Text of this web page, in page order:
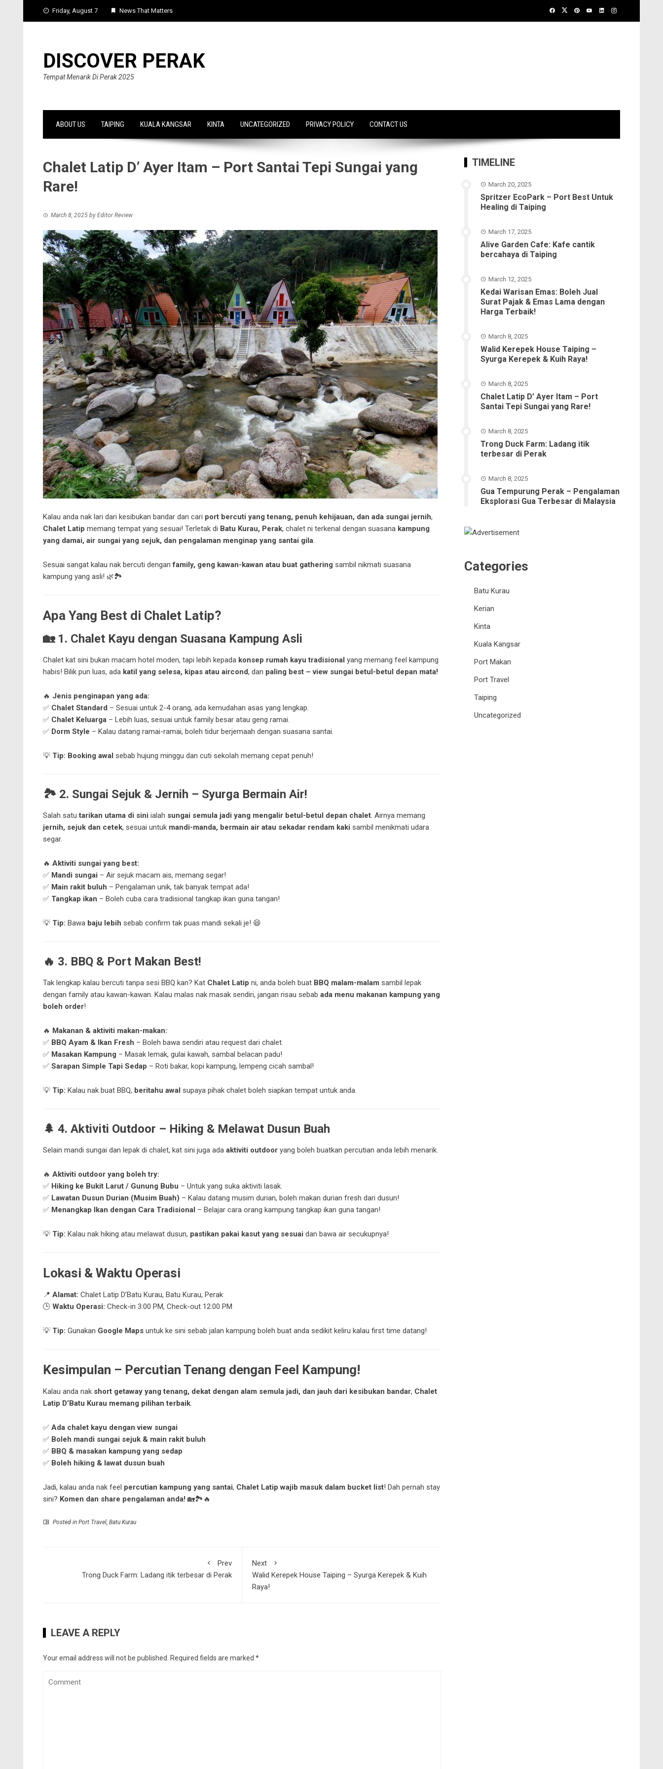
Friday, August 7 News That Matters
DISCOVER PERAK
Tempat Menarik Di Perak 2025
ABOUT US TAIPING KUALA KANGSAR KINTA UNCATEGORIZED PRIVACY POLICY CONTACT US
Chalet Latip D’ Ayer Itam – Port Santai Tepi Sungai yang
Rare!
March 8, 2025 by Editor Review
Kalau anda nak lari dari kesibukan bandar dan cari port bercuti yang tenang, penuh kehijauan, dan ada sungai jernih,
Chalet Latip memang tempat yang sesuai! Terletak di Batu Kurau, Perak, chalet ni terkenal dengan suasana kampung
yang damai, air sungai yang sejuk, dan pengalaman menginap yang santai gila.
Sesuai sangat kalau nak bercuti denganfamily, geng kawan-kawan atau buat gathering sambil nikmati suasana
kampung yang asli! 🌿🏞️
Apa Yang Best di Chalet Latip?
🏡 1. Chalet Kayu dengan Suasana Kampung Asli
Chalet kat sini bukan macam hotel moden, tapi lebih kepada konsep rumah kayu tradisional yang memang feel kampung
habis! Bilik pun luas, ada katil yang selesa, kipas atau aircond, dan paling best – view sungai betul-betul depan mata!
🔥 Jenis penginapan yang ada:
✅ Chalet Standard – Sesuai untuk 2-4 orang, ada kemudahan asas yang lengkap.
✅ Chalet Keluarga – Lebih luas, sesuai untuk family besar atau geng ramai.
✅ Dorm Style – Kalau datang ramai-ramai, boleh tidur berjemaah dengan suasana santai.
💡 Tip: Booking awal sebab hujung minggu dan cuti sekolah memang cepat penuh!
🏞️ 2. Sungai Sejuk & Jernih – Syurga Bermain Air!
Salah satutarikan utama di sini ialah sungai semula jadi yang mengalir betul-betul depan chalet. Airnya memang
jernih, sejuk dan cetek, sesuai untuk mandi-manda, bermain air atau sekadar rendam kaki sambil menikmati udara
segar.
🔥 Aktiviti sungai yang best:
✅ Mandi sungai – Air sejuk macam ais, memang segar!
✅ Main rakit buluh – Pengalaman unik, tak banyak tempat ada!
✅ Tangkap ikan – Boleh cuba cara tradisional tangkap ikan guna tangan!
💡 Tip: Bawa baju lebih sebab confirm tak puas mandi sekali je! 😆
🔥 3. BBQ & Port Makan Best!
Tak lengkap kalau bercuti tanpa sesi BBQ kan? Kat Chalet Latip ni, anda boleh buat BBQ malam-malam sambil lepak
dengan family atau kawan-kawan. Kalau malas nak masak sendiri, jangan risau sebab ada menu makanan kampung yang
boleh order!
🔥 Makanan & aktiviti makan-makan:
✅ BBQ Ayam & Ikan Fresh – Boleh bawa sendiri atau request dari chalet.
✅ Masakan Kampung – Masak lemak, gulai kawah, sambal belacan padu!
✅ Sarapan Simple Tapi Sedap – Roti bakar, kopi kampung, lempeng cicah sambal!
💡 Tip: Kalau nak buat BBQ, beritahu awal supaya pihak chalet boleh siapkan tempat untuk anda.
🌲 4. Aktiviti Outdoor – Hiking & Melawat Dusun Buah
Selain mandi sungai dan lepak di chalet, kat sini juga ada aktiviti outdoor yang boleh buatkan percutian anda lebih menarik.
🔥 Aktiviti outdoor yang boleh try:
✅ Hiking ke Bukit Larut / Gunung Bubu – Untuk yang suka aktiviti lasak.
✅ Lawatan Dusun Durian (Musim Buah) – Kalau datang musim durian, boleh makan durian fresh dari dusun!
✅ Menangkap Ikan dengan Cara Tradisional – Belajar cara orang kampung tangkap ikan guna tangan!
💡 Tip: Kalau nak hiking atau melawat dusun, pastikan pakai kasut yang sesuai dan bawa air secukupnya!
Lokasi & Waktu Operasi
📍 Alamat: Chalet Latip D’Batu Kurau, Batu Kurau, Perak
🕒 Waktu Operasi: Check-in 3:00 PM, Check-out 12:00 PM
💡 Tip: Gunakan Google Maps untuk ke sini sebab jalan kampung boleh buat anda sedikit keliru kalau first time datang!
Kesimpulan – Percutian Tenang dengan Feel Kampung!
Kalau anda nak short getaway yang tenang, dekat dengan alam semula jadi, dan jauh dari kesibukan bandar, Chalet
Latip D’Batu Kurau memang pilihan terbaik.
✅ Ada chalet kayu dengan view sungai
✅ Boleh mandi sungai sejuk & main rakit buluh
✅ BBQ & masakan kampung yang sedap
✅ Boleh hiking & lawat dusun buah
Jadi, kalau anda nak feel percutian kampung yang santai, Chalet Latip wajib masuk dalam bucket list! Dah pernah stay
sini? Komen dan share pengalaman anda! 🏡🏞️🔥
Posted in Port Travel, Batu Kurau
Prev
Trong Duck Farm: Ladang itik terbesar di Perak
Next
Walid Kerepek House Taiping – Syurga Kerepek & Kuih
Raya!
LEAVE A REPLY
Your email address will not be published. Required fields are marked *
TIMELINE
March 20, 2025
Spritzer EcoPark – Port Best Untuk
Healing di Taiping
March 17, 2025
Alive Garden Cafe: Kafe cantik
bercahaya di Taiping
March 12, 2025
Kedai Warisan Emas: Boleh Jual
Surat Pajak & Emas Lama dengan
Harga Terbaik!
March 8, 2025
Walid Kerepek House Taiping –
Syurga Kerepek & Kuih Raya!
March 8, 2025
Chalet Latip D’ Ayer Itam – Port
Santai Tepi Sungai yang Rare!
March 8, 2025
Trong Duck Farm: Ladang itik
terbesar di Perak
March 8, 2025
Gua Tempurung Perak – Pengalaman
Eksplorasi Gua Terbesar di Malaysia
Categories
Batu Kurau
Kerian
Kinta
Kuala Kangsar
Port Makan
Port Travel
Taiping
Uncategorized